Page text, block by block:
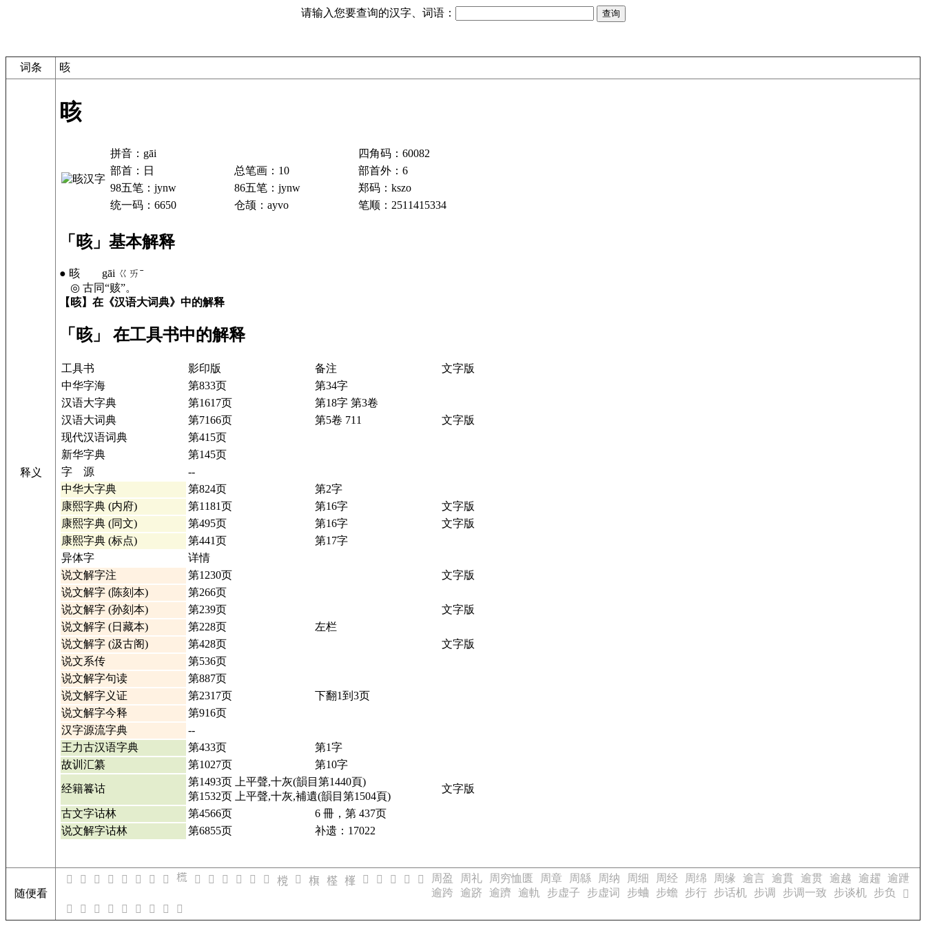
请输入您要查询的汉字、词语：
词条 晐
释义
晐
拼音：gāi
四角码：60082
部首：日
总笔画：10
部首外：6
98五笔：jynw
86五笔：jynw
郑码：kszo
统一码：6650
仓颉：ayvo 笔顺：2511415334
「晐」基本解释
● 晐 gāi ㄍㄞˉ
◎ 古同“赅”。
【晐】在《汉语大词典》中的解释
「晐」 在工具书中的解释
工具书 影印版 备注
文字版
中华字海
第833页
第34字
汉语大字典
第1617页
第18字 第3卷
汉语大词典
第7166页 第5卷 711
文字版
现代汉语词典
第415页
新华字典
第145页
字 源
--
中华大字典
第824页
第2字
康熙字典 (内府)
第1181页 第16字
文字版
康熙字典 (同文)
第495页 第16字
文字版
康熙字典 (标点)
第441页
第17字
异体字
详情
说文解字注
第1230页
文字版
说文解字 (陈刻本)
第266页
说文解字 (孙刻本)
第239页
文字版
说文解字 (日藏本)
第228页
左栏
说文解字 (汲古阁)
第428页
文字版
说文系传
第536页
说文解字句读
第887页
说文解字义证
第2317页
下翻1到3页
说文解字今释
第916页
汉字源流字典
--
王力古汉语字典
第433页
第1字
故训汇纂
第1027页 第10字
经籍籑诂
第1493页 上平聲,十灰(韻目第1440頁)
第1532页 上平聲,十灰,補遺(韻目第1504頁)
文字版
古文字诂林 第4566页
6 冊，第 437页
说文解字诂林
第6855页 补遗：17022
随便看
𣖼 𣖽 𣖾 𣖿 𣗀 𣗁 𣗂 𣗃 𣗄 𣗅 𣗆 𣗇 𣗈 𣗉 𣗊 𣗋 𣗌 𣗍 𣗎 𣗏 𣗐 𣗑 𣗓 𣄞 𣄟 周盈 周礼 周穷恤匮 周章 周緜 周纳 周细 周经 周绵 周缘 逾言 逾貫 逾贯 逾越 逾趯 逾跇
逾跨
逾跻 逾躋 逾軌 步虚子 步虚词 步蛐 步蟾 步行 步话机 步调 步调一致 步谈机 步负
𣹩
𣹪
𣹫 𣹬 𣹬 𣹭 𣹮 𣹮 𣹯 𣹰